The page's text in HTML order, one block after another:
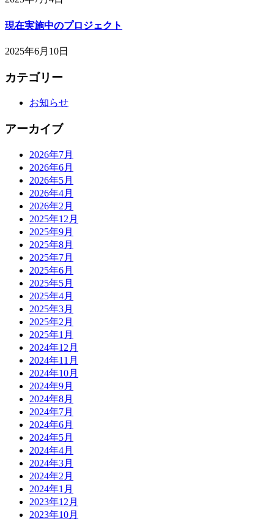
現在実施中のプロジェクト
2025年6月10日
カテゴリー
お知らせ
アーカイブ
2026年7月
2026年6月
2026年5月
2026年4月
2026年2月
2025年12月
2025年9月
2025年8月
2025年7月
2025年6月
2025年5月
2025年4月
2025年3月
2025年2月
2025年1月
2024年12月
2024年11月
2024年10月
2024年9月
2024年8月
2024年7月
2024年6月
2024年5月
2024年4月
2024年3月
2024年2月
2024年1月
2023年12月
2023年10月